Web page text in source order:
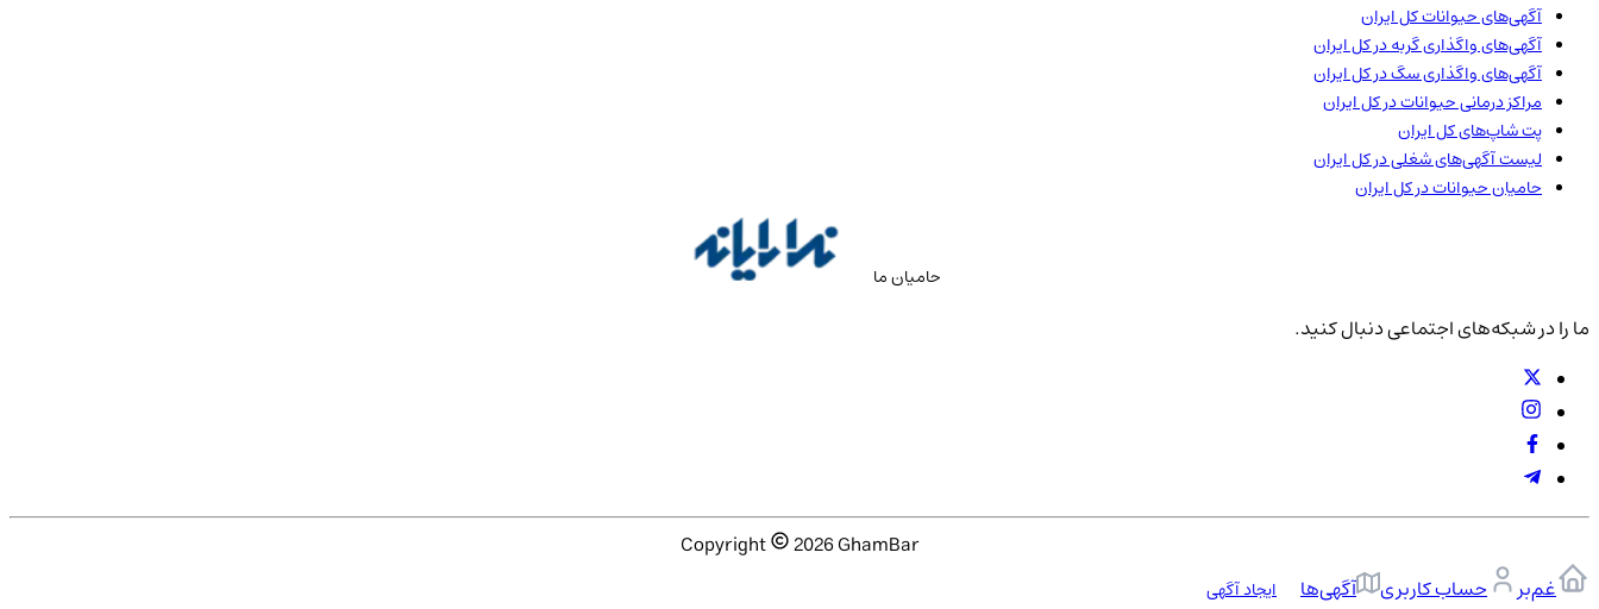
آگهی‌های حیواناتکل ایران
آگهی‌های واگذاری گربه درکل ایران
آگهی‌های واگذاری سگ درکل ایران
مراکز درمانی حیوانات درکل ایران
پت شاپ‌هایکل ایران
لیست آگهی‌های شغلی درکل ایران
حامیان حیوانات درکل ایران
حامیان ما
ما را در شبکه‌های اجتماعی دنبال کنید.
Copyright 2026GhamBar
غم‌بر
حساب کاربری آگهی‌ها ایجاد آگهی